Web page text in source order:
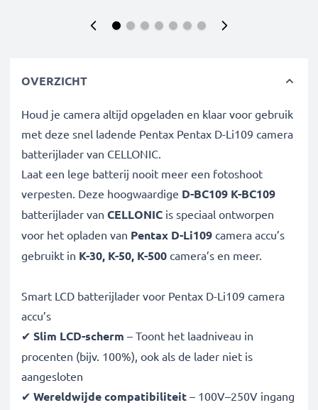
OVERZICHT
Houd je camera altijd opgeladen en klaar voor gebruik
met deze snel ladende Pentax Pentax D-Li109 camera
batterijlader van CELLONIC.
Laat een lege batterij nooit meer een fotoshoot
verpesten. Deze hoogwaardige D-BC109 K-BC109
batterijlader van CELLONIC is speciaal ontworpen
voor het opladen van Pentax D-Li109 camera accu’s
gebruikt in K-30, K-50, K-500 camera’s en meer.
Smart LCD batterijlader voor Pentax D-Li109 camera
accu’s
✔ Slim LCD-scherm – Toont het laadniveau in
procenten (bijv. 100%), ook als de lader niet is
aangesloten
✔ Wereldwijde compatibiliteit – 100V–250V ingang